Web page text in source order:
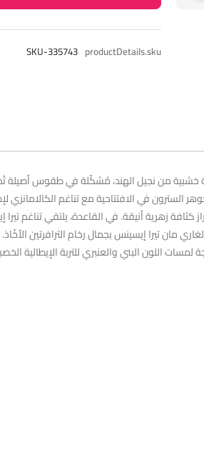
productDetails.sku
SKU-335743
من نجيل الهند، مُشكّلة في طقوس أصيلة
في الافتتاحية مع تناغم الكالامانزي
زهرية أنيقة. في القاعدة، يلتقي تناغم تيرا
مان تيرا إيسينس بجمال رخام الترافرتين
اللون البني والعنبري للتربة الإيطالية